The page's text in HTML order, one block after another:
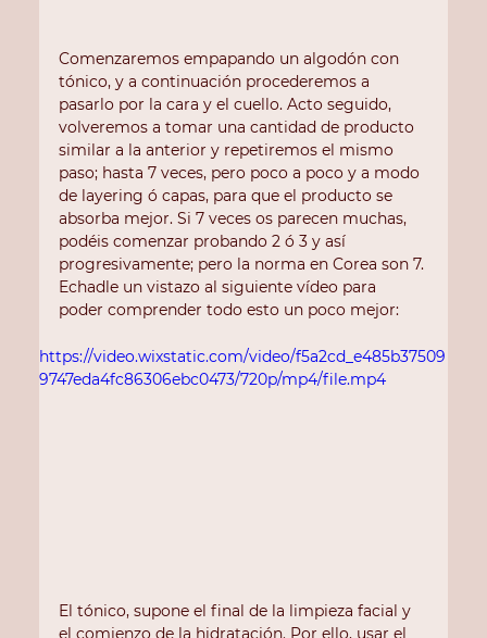
Comenzaremos empapando un algodón con
tónico, y a continuación procederemos a
pasarlo por la cara y el cuello. Acto seguido,
volveremos a tomar una cantidad de producto
similar a la anterior y repetiremos el mismo
paso; hasta 7 veces, pero poco a poco y a modo
de layering ó capas, para que el producto se
absorba mejor. Si 7 veces os parecen muchas,
podéis comenzar probando 2 ó 3 y así
progresivamente; pero la norma en Corea son 7.
Echadle un vistazo al siguiente vídeo para
poder comprender todo esto un poco mejor:
https://video.wixstatic.com/video/f5a2cd_e485b37509
9747eda4fc86306ebc0473/720p/mp4/file.mp4
El tónico, supone el final de la limpieza facial y
el comienzo de la hidratación. Por ello, usar el